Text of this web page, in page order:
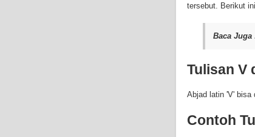
tersebut. Berikut
Baca Juga
Tulisan V
Abjad latin 'V' bisa
Contoh